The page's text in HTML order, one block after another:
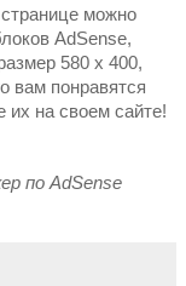
можно
AdSense,
580 x 400,
вам понравятся
на своем сайте!
по AdSense